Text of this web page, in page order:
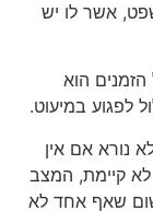
אשר לו יש
הוא
לפגוע במיעוט.
נורא אם אין
קיימת, המצב
שאף אחד לא